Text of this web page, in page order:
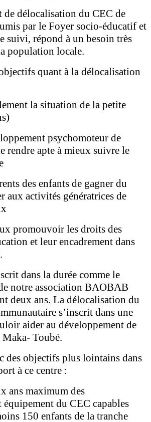
de délocalisation du CEC de
par le Foyer socio-éducatif et
suivi, répond à un besoin très
population locale.
quant à la délocalisation
la situation de la petite
psychomoteur de
rendre apte à mieux suivre le
des enfants de gagner du
aux activités génératrices de
promouvoir les droits des
et leur encadrement dans
dans la durée comme le
notre association BAOBAB
deux ans. La délocalisation du
s’inscrit dans une
aider au développement de
Toubé.
des objectifs plus lointains dans
à ce centre :
ans maximum des
du CEC capables
150 enfants de la tranche